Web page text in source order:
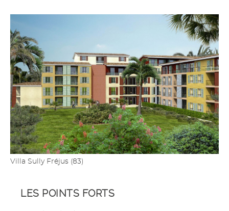
Villa Sully Fréjus (83)
LES POINTS FORTS